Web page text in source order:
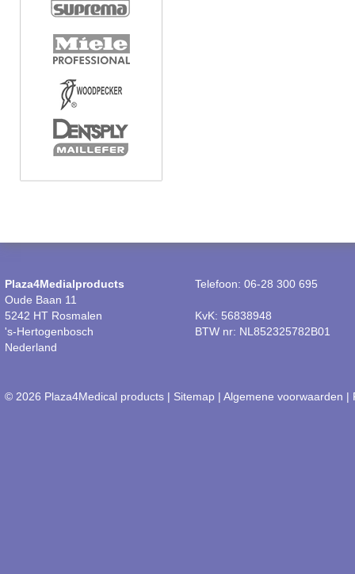
Plaza4Medialproducts
Oude Baan 11
5242 HT Rosmalen
's-Hertogenbosch
Nederland
Telefoon: 06-28 300 695
KvK: 56838948
BTW nr: NL852325782B01
© 2026 Plaza4Medical products | Sitemap | Algemene voorwaarden |